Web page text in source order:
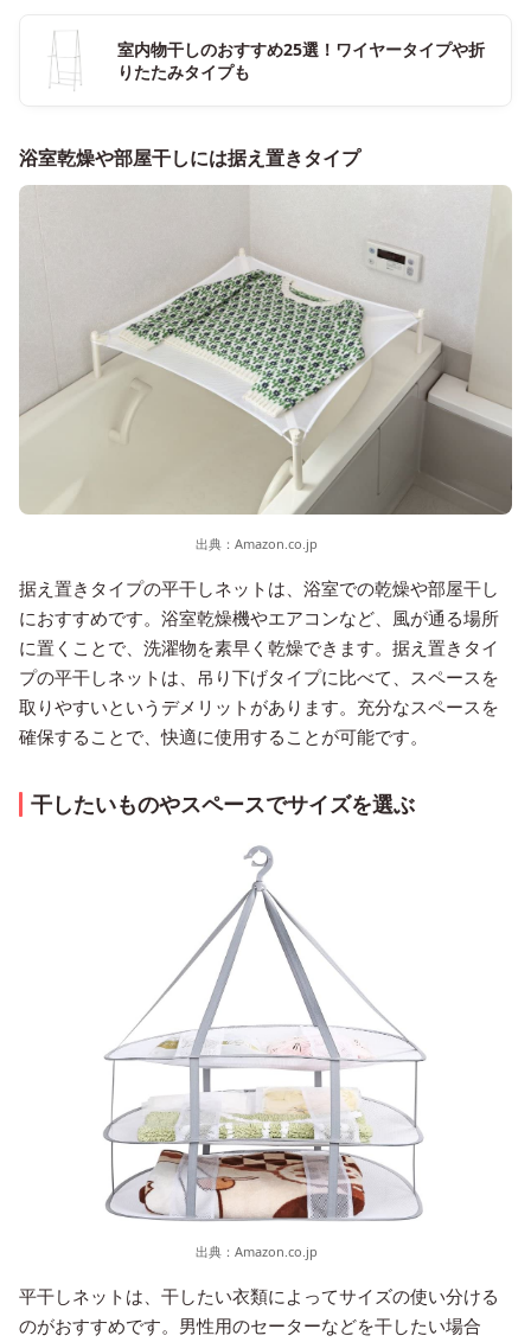
室内物干しのおすすめ25選！ワイヤータイプや折
りたたみタイプも
浴室乾燥や部屋干しには据え置きタイプ
出典： Amazon.co.jp
据え置きタイプの平干しネットは、浴室での乾燥や部屋干し
におすすめです。浴室乾燥機やエアコンなど、風が通る場所
に置くことで、洗濯物を素早く乾燥できます。据え置きタイ
プの平干しネットは、吊り下げタイプに比べて、スペースを
取りやすいというデメリットがあります。充分なスペースを
確保することで、快適に使用することが可能です。
干したいものやスペースでサイズを選ぶ
出典： Amazon.co.jp
平干しネットは、干したい衣類によってサイズの使い分ける
のがおすすめです。男性用のセーターなどを干したい場合